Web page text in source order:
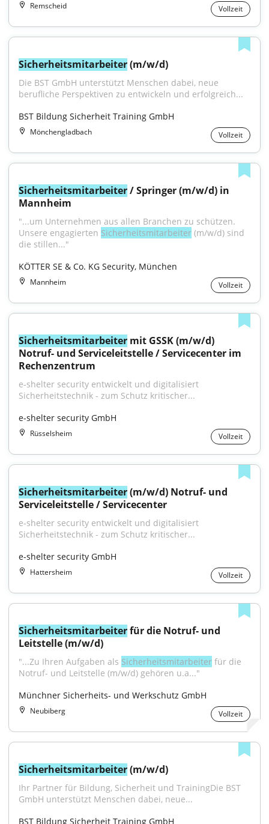
Remscheid Vollzeit
Sicherheitsmitarbeiter (m/w/d)
Die BST GmbH unterstützt Menschen dabei, neue
berufliche Perspektiven zu entwickeln und erfolgreich...
BST Bildung Sicherheit Training GmbH
Mönchengladbach Vollzeit
Sicherheitsmitarbeiter / Springer (m/w/d) in
Mannheim
"...um Unternehmen aus allen Branchen zu schützen.
Unsere engagierten Sicherheitsmitarbeiter (m/w/d) sind
die stillen..."
KÖTTER SE & Co. KG Security, München
Mannheim Vollzeit
Sicherheitsmitarbeiter mit GSSK (m/w/d)
Notruf- und Serviceleitstelle / Servicecenter im
Rechenzentrum
e-shelter security entwickelt und digitalisiert
Sicherheitstechnik - zum Schutz kritischer...
e-shelter security GmbH
Rüsselsheim Vollzeit
Sicherheitsmitarbeiter (m/w/d) Notruf- und
Serviceleitstelle / Servicecenter
e-shelter security entwickelt und digitalisiert
Sicherheitstechnik - zum Schutz kritischer...
e-shelter security GmbH
Hattersheim Vollzeit
Sicherheitsmitarbeiter für die Notruf- und
Leitstelle (m/w/d)
"...Zu Ihren Aufgaben als Sicherheitsmitarbeiter für die
Notruf- und Leitstelle (m/w/d) gehören u.a..."
Münchner Sicherheits- und Werkschutz GmbH
Neubiberg Vollzeit
Sicherheitsmitarbeiter (m/w/d)
Ihr Partner für Bildung, Sicherheit und TrainingDie BST
GmbH unterstützt Menschen dabei, neue...
BST Bildung Sicherheit Training GmbH